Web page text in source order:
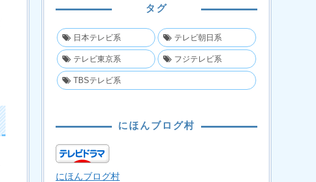
タグ
日本テレビ系 テレビ朝日系
テレビ東京系 フジテレビ系
TBSテレビ系
にほんブログ村
にほんブログ村